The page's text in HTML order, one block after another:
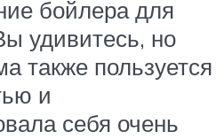
бойлера для
удивитесь, но
также пользуется
и
себя очень